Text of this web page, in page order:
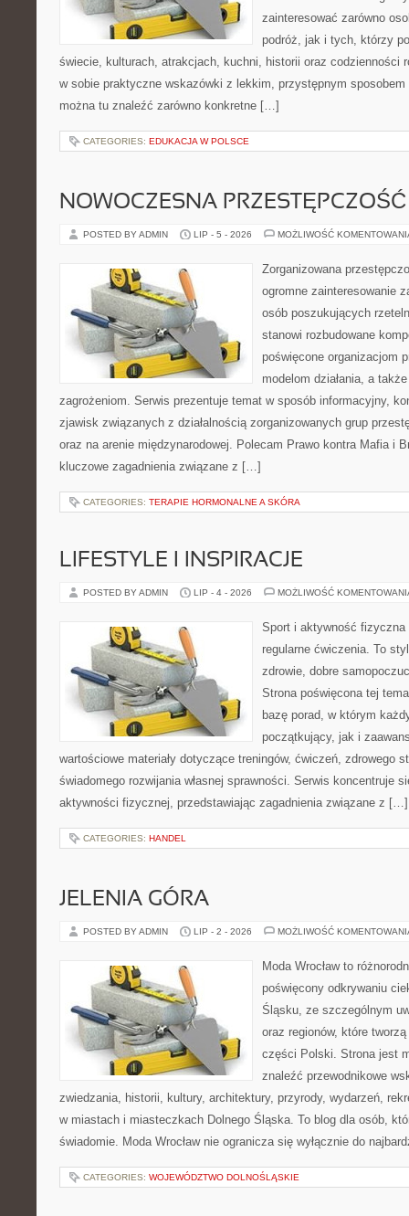
zainteresować zarówno
podróż, jak i tych, którzy
świecie, kulturach, atrakcjach, kuchni, historii oraz codzienności
w sobie praktyczne wskazówki z lekkim, przystępnym
można tu znaleźć zarówno konkretne […]
CATEGORIES: EDUKACJA W POLSCE
NOWOCZESNA PRZESTĘPCZOŚĆ
POSTED BY ADMIN LIP - 5 - 2026 MOŻLIWOŚĆ
Zorganizowana
ogromne zainteresowanie
osób poszukujących
stanowi rozbudowane
poświęcone organizacjom
modelom działania, a
zagrożeniom. Serwis prezentuje temat w sposób informacyjny,
zjawisk związanych z działalnością zorganizowanych grup
oraz na arenie międzynarodowej. Polecam Prawo kontra Mafia i
kluczowe zagadnienia związane z […]
CATEGORIES: TERAPIE HORMONALNE A SKÓRA
LIFESTYLE I INSPIRACJE
POSTED BY ADMIN LIP - 4 - 2026 MOŻLIWOŚĆ
Sport i aktywność
regularne ćwiczenia. To
zdrowie, dobre
Strona poświęcona tej
bazę porad, w którym
początkujący, jak i
wartościowe materiały dotyczące treningów, ćwiczeń, zdrowego
świadomego rozwijania własnej sprawności. Serwis koncentruje
aktywności fizycznej, przedstawiając zagadnienia związane z […]
CATEGORIES: HANDEL
JELENIA GÓRA
POSTED BY ADMIN LIP - 2 - 2026 MOŻLIWOŚĆ
Moda Wrocław to
poświęcony odkrywaniu
Śląsku, ze szczególnym
oraz regionów, które
części Polski. Strona jest
znaleźć przewodnikowe
zwiedzania, historii, kultury, architektury, przyrody, wydarzeń,
w miastach i miasteczkach Dolnego Śląska. To blog dla osób,
świadomie. Moda Wrocław nie ogranicza się wyłącznie do
CATEGORIES: WOJEWÓDZTWO DOLNOŚLĄSKIE